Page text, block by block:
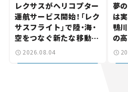
レクサスがヘリコプター
運航サービス開始！「レク
サスフライト」で陸・海・
空をつなぐ新たな移動体
験とは
2026.08.04
夢
は
鴨
の
状